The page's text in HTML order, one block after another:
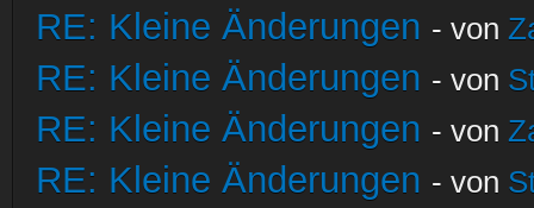
RE: Kleine Änderungen - von
RE: Kleine Änderungen - von
RE: Kleine Änderungen - von
RE: Kleine Änderungen - von